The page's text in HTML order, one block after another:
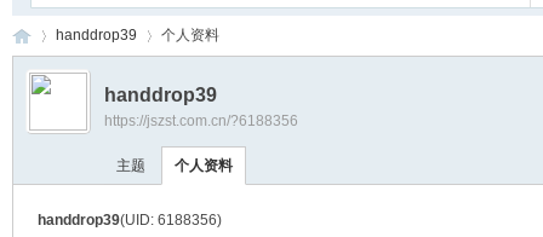
›
handdrop39 个人资料
handdrop39
https://jszst.com.cn/?6188356
主题 个人资料
handdrop39(UID: 6188356)